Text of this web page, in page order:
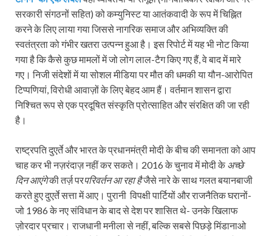
सरकारी संगठनों सहित) को कम्युनिस्ट या आतंकवादी के रूप में चिह्नित
करने के लिए लाया गया जिससे नागरिक समाज और अभिव्यक्ति की
स्वतंत्रता को गंभीर खतरा उत्पन्न हुआ है। इस रिपोर्ट में यह भी नोट किया
गया है कि कैसे कुछ मामलों में जो लोग लाल-टैग किए गए हैं, वे बाद में मारे
गए। निजी संदेशों में या सोशल मीडिया पर मौत की धमकी या यौन-आरोपित
टिप्पणियां, विरोधी आवाज़ों के लिए बेहद आम हैं। वर्तमान शासन द्वारा
निश्चित रूप से एक प्रदूषित संस्कृति प्रोत्साहित और संरक्षित की जा रही
है।
राष्ट्रपति दुएर्ते और भारत के प्रधानमंत्री मोदी के बीच की समानता को आप
चाह कर भी नज़रंदाज़ नहीं कर सकते। 2016 के चुनाव में मोदी के अच्छे
दिन आएंगेकी तर्ज़ परपरिवर्तन आ रहा हैजैसे नारे के साथ गलत बयानबाजी
करते हुएदुएर्ते सत्ता में आए। पुरानी विपक्षी पार्टियों और राजनैतिक घरानों-
जो 1986 के नए संविधान के बाद से देश पर शासित थे- उनके खिलाफ
ज़ोरदार प्रचार। राजधानी मनीला से नहीं, बल्कि सबसे पिछड़े मिंडानाओ